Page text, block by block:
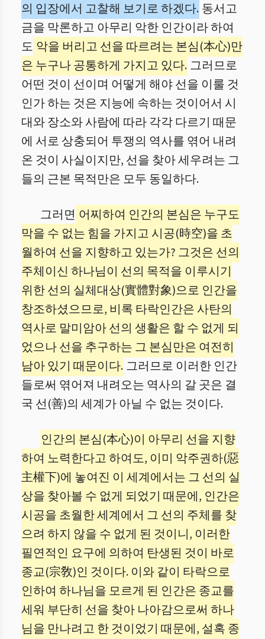
의 입장에서 고찰해 보기로 하겠다. 동서고
금을 막론하고 아무리 악한 인간이라 하여
도 악을 버리고 선을 따르려는 본심(本心)만
은 누구나 공통하게 가지고 있다. 그러므로
어떤 것이 선이며 어떻게 해야 선을 이룰 것
인가 하는 것은 지능에 속하는 것이어서 시
대와 장소와 사람에 따라 각각 다르기 때문
에 서로 상충되어 투쟁의 역사를 엮어 내려
온 것이 사실이지만, 선을 찾아 세우려는 그
들의 근본 목적만은 모두 동일하다.
그러면 어찌하여 인간의 본심은 누구도
막을 수 없는 힘을 가지고 시공(時空)을 초
월하여 선을 지향하고 있는가? 그것은 선의
주체이신 하나님이 선의 목적을 이루시기
위한 선의 실체대상(實體對象)으로 인간을
창조하셨으므로, 비록 타락인간은 사탄의
역사로 말미암아 선의 생활은 할 수 없게 되
었으나 선을 추구하는 그 본심만은 여전히
남아 있기 때문이다. 그러므로 이러한 인간
들로써 엮어져 내려오는 역사의 갈 곳은 결
국 선(善)의 세계가 아닐 수 없는 것이다.
인간의 본심(本心)이 아무리 선을 지향
하여 노력한다고 하여도, 이미 악주권하(惡
主權下)에 놓여진 이 세계에서는 그 선의 실
상을 찾아볼 수 없게 되었기 때문에, 인간은
시공을 초월한 세계에서 그 선의 주체를 찾
으려 하지 않을 수 없게 된 것이니, 이러한
필연적인 요구에 의하여 탄생된 것이 바로
종교(宗敎)인 것이다. 이와 같이 타락으로
인하여 하나님을 모르게 된 인간은 종교를
세워 부단히 선을 찾아 나아감으로써 하나
님을 만나려고 한 것이었기 때문에, 설혹 종